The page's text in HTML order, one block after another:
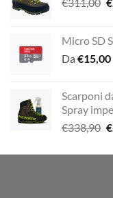
Micro SD
Da €15,00
Scarponi
Spray
€338,90 Il
€